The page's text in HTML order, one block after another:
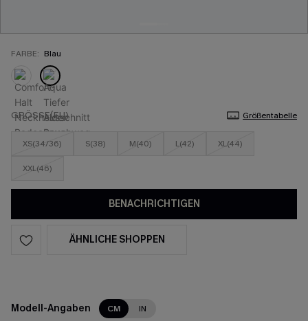
FARBE: Blau
GRÖSSE(EU) Größentabelle
XS(34/36) S(38) M(40) L(42) XL(44)
XXL(46)
BENACHRICHTIGEN
ÄHNLICHE SHOPPEN
Modell-Angaben CM IN